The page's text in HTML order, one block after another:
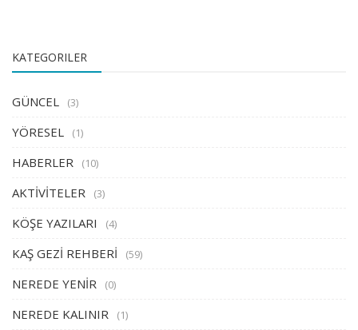
KATEGORILER
GÜNCEL (3)
YÖRESEL (1)
HABERLER (10)
AKTİVİTELER (3)
KÖŞE YAZILARI (4)
KAŞ GEZİ REHBERİ (59)
NEREDE YENİR (0)
NEREDE KALINIR (1)